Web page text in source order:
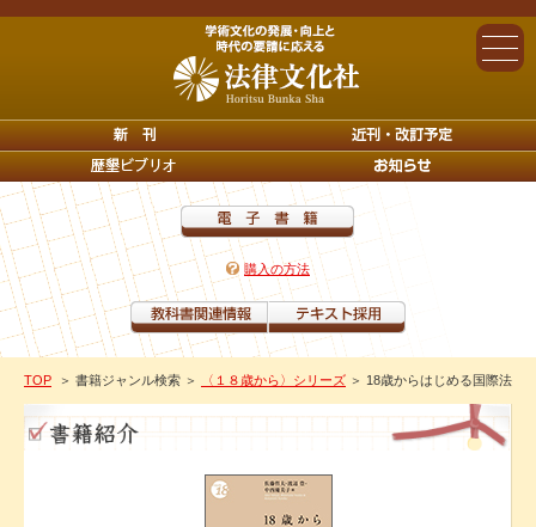
購入の方法
TOP ＞ 書籍ジャンル検索 ＞ 〈１８歳から〉シリーズ ＞ 18歳からはじめる国際法